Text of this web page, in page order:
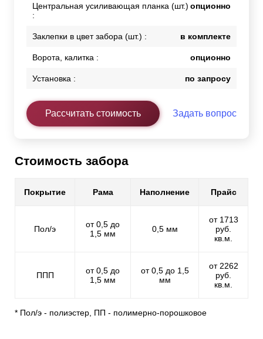
Центральная усиливающая планка (шт.)
:
опционно
Заклепки в цвет забора (шт.) : в комплекте
Ворота, калитка : опционно
Установка : по запросу
Рассчитать стоимость Задать вопрос
Стоимость забора
Покрытие Рама Наполнение Прайс
Пол/э
от 0,5 до
1,5 мм
0,5 мм
от 1713
руб.
кв.м.
ППП
от 0,5 до
1,5 мм
от 0,5 до 1,5
мм
от 2262
руб.
кв.м.
* Пол/э - полиэстер, ПП - полимерно-порошковое